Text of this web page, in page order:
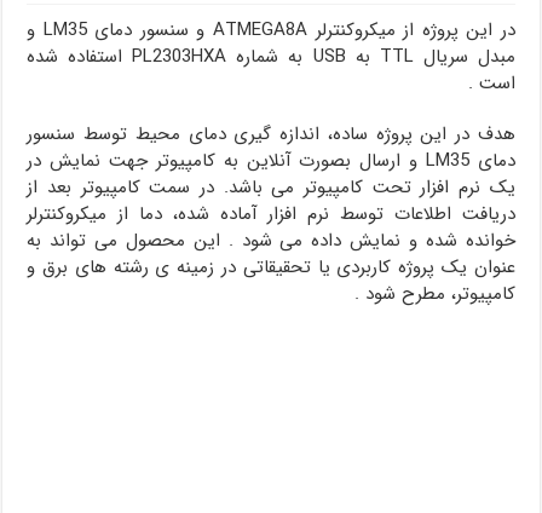
در این پروژه از میکروکنترلر ATMEGA8A و سنسور دمای LM35 و
مبدل سریال TTL به USB به شماره PL2303HXA استفاده شده
است .
هدف در این پروژه ساده، اندازه گیری دمای محیط توسط سنسور
دمای LM35 و ارسال بصورت آنلاین به کامپیوتر جهت نمایش در
یک نرم افزار تحت کامپیوتر می باشد. در سمت کامپیوتر بعد از
دریافت اطلاعات توسط نرم افزار آماده شده، دما از میکروکنترلر
خوانده شده و نمایش داده می شود . این محصول می تواند به
عنوان یک پروژه کاربردی یا تحقیقاتی در زمینه ی رشته های برق و
کامپیوتر، مطرح شود .